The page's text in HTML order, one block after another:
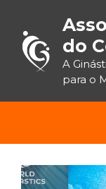
conteúdo
do
A
para o